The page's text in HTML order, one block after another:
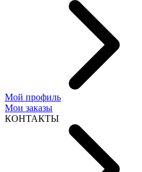
Мой профиль
Мои заказы
КОНТАКТЫ